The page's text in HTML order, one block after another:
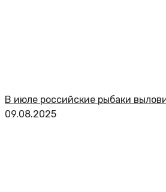
В июле российские рыбаки
09.08.2025